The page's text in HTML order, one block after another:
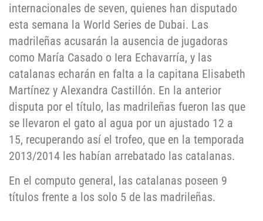
internacionales de seven, quienes han disputado
esta semana la World Series de Dubai. Las
madrileñas acusarán la ausencia de jugadoras
como María Casado o Iera Echavarría, y las
catalanas echarán en falta a la capitana Elisabeth
Martínez y Alexandra Castillón. En la anterior
disputa por el título, las madrileñas fueron las que
se llevaron el gato al agua por un ajustado 12 a
15, recuperando así el trofeo, que en la temporada
2013/2014 les habían arrebatado las catalanas.
En el computo general, las catalanas poseen 9
títulos frente a los solo 5 de las madrileñas.